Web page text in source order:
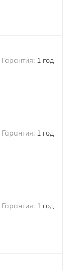
1 год
1 год
1 год